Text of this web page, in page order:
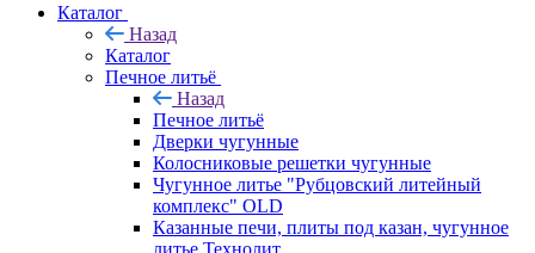
Каталог
Назад
Каталог
Печное литьё
Назад
Печное литьё
Дверки чугунные
Колосниковые решетки чугунные
Чугунное литье "Рубцовский литейный
комплекс" OLD
Казанные печи, плиты под казан, чугунное
литье Технолит